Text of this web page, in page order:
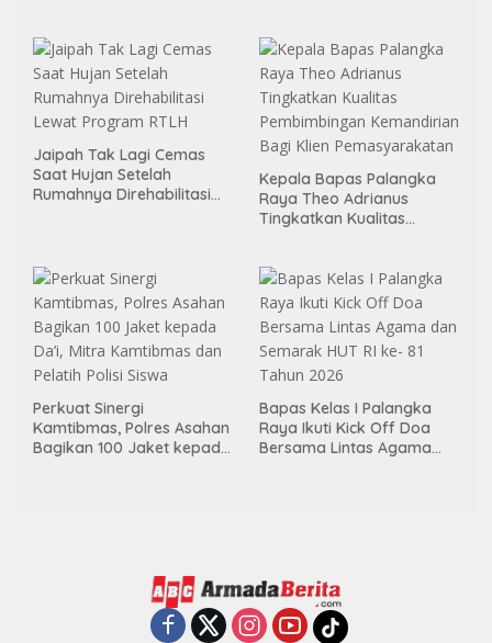
ke-81
Jaipah Tak Lagi Cemas
Saat Hujan Setelah
Rumahnya Direhabilitasi
Kepala Bapas Palangka
Raya Theo Adrianus
Tingkatkan Kualitas
Pemasyarakatan
Perkuat Sinergi
Kamtibmas, Polres Asahan
Bagikan 100 Jaket kepada
Bapas Kelas I Palangka
Raya Ikuti Kick Off Doa
Bersama Lintas Agama